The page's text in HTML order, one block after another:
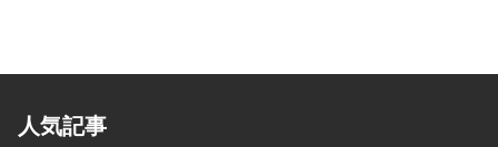
人気記事